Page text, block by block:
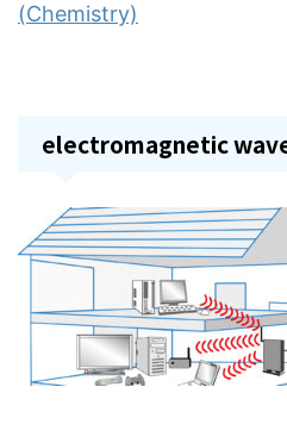
(Chemistry)
electromagnetic